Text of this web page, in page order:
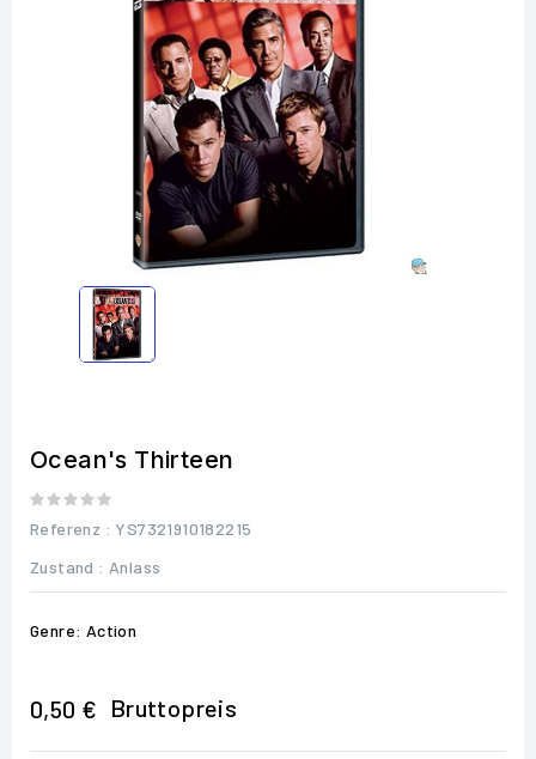
Ocean's Thirteen
Referenz : YS7321910182215
Zustand : Anlass
Genre: Action
0,50 € Bruttopreis